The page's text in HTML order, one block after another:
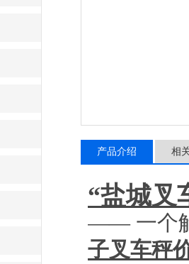
产品介绍 相
“盐城叉
—— 一个
子叉车秤